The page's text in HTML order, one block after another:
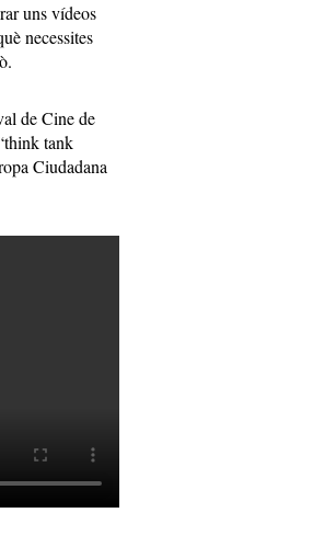
uns vídeos
necessites
de Cine de
tank
Ciudadana